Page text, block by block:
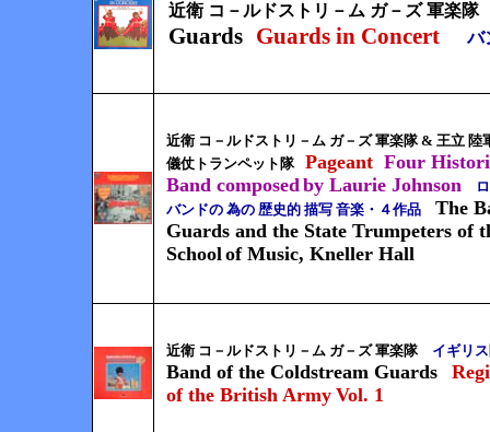
近衛 コ－ルドストリ－ム ガ－ズ 軍楽隊
Guards Guards in Concert バ
近衛 コ－ルドストリ－ム ガ－ズ 軍楽隊 & 王立 陸
儀仗トランペット隊
Pageant Four
Band composedby Laurie Johnson ロ
バンドの 為の 歴史的 描写 音楽・４作品 The
Guards and the State Trumpeters of
Schoolof Music, Kneller Hall
近衛 コ－ルドストリ－ム ガ－ズ 軍楽隊 イギリ
Band of the Coldstream Guards
of the British Army Vol. 1